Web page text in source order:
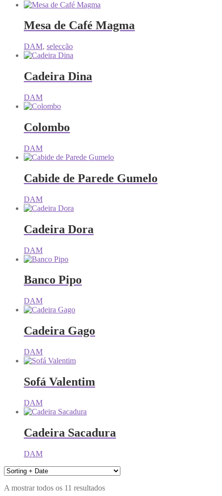
Mesa de Café Magma
DAM, selecção
Cadeira Dina
DAM
Colombo
DAM
Cabide de Parede Gumelo
DAM
Cadeira Dora
DAM
Banco Pipo
DAM
Cadeira Gago
DAM
Sofá Valentim
DAM
Cadeira Sacadura
DAM
A mostrar todos os 11 resultados